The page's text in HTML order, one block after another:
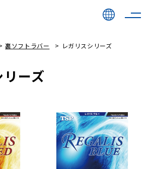
裏ソフトラバー レガリスシリーズ
リーズ